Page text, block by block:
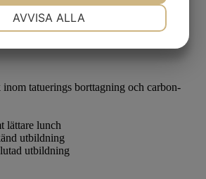
tatuerings borttagning och carbon-
lättare lunch
utbildning
utbildning
AVVISA ALLA